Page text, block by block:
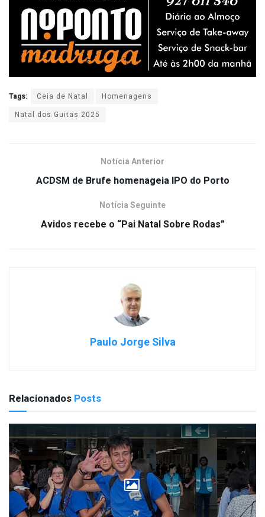
Tags: Ceia de Natal
Homenagens
Natal dos Guitas 2025
Notícia Anterior
ACDSM de Brufe homenageia IPO do Porto
Notícia Seguinte
Avidos recebe o “Pai Natal Sobre Rodas”
Paulo Jorge Silva
Relacionados Posts